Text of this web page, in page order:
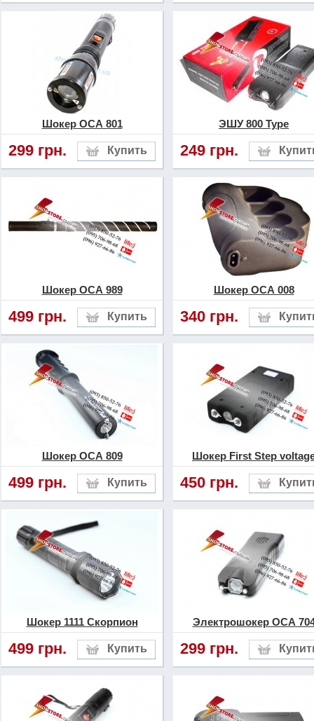
Шокер ОСА 801
299 грн.
ЭШУ 800 Type
249 грн.
Шокер ОСА 989
499 грн.
Шокер ОСА 008
340 грн.
Шокер ОСА 809
499 грн.
Шокер First Step
450 грн.
Шокер 1111 Скорпион
499 грн.
Электрошокер ОСА
299 грн.